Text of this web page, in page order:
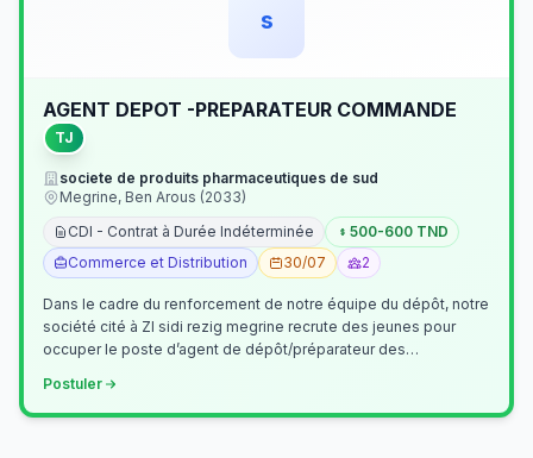
s
AGENT DEPOT -PREPARATEUR COMMANDE
TJ
societe de produits pharmaceutiques de sud
Megrine, Ben Arous (2033)
CDI - Contrat à Durée Indéterminée
500-600 TND
Commerce et Distribution
30/07 2
Dans le cadre du renforcement de notre équipe du dépôt, notre
société cité à ZI sidi rezig megrine recrute des jeunes pour
occuper le poste d’agent de dépôt/préparateur des
Postuler